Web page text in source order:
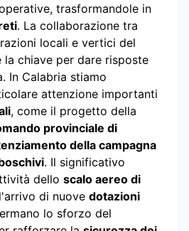
trasformandole in
. La collaborazione tra
locali e vertici del
la chiave per dare risposte
In Calabria stiamo
attenzione importanti
, come il progetto della
provinciale di
della campagna
. Il significativo
dello scalo aereo di
di nuove dotazioni
lo sforzo del